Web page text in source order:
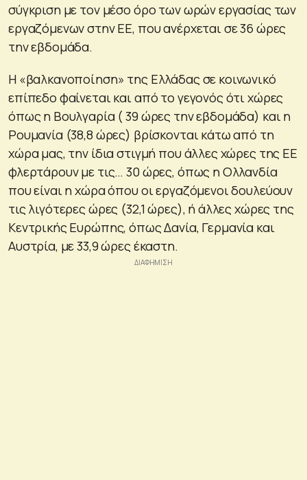
σύγκριση με τον μέσο όρο των ωρών εργασίας των
εργαζόμενων στην ΕΕ, που ανέρχεται σε 36 ώρες
την εβδομάδα.
Η «βαλκανοποίηση» της Ελλάδας σε κοινωνικό
επίπεδο φαίνεται και από το γεγονός ότι χώρες
όπως η Βουλγαρία ( 39 ώρες την εβδομάδα) και η
Ρουμανία (38,8 ώρες) βρίσκονται κάτω από τη
χώρα μας, την ίδια στιγμή που άλλες χώρες της ΕΕ
φλερτάρουν με τις… 30 ώρες, όπως η Ολλανδία
που είναι η χώρα όπου οι εργαζόμενοι δουλεύουν
τις λιγότερες ώρες (32,1 ώρες), ή άλλες χώρες της
Κεντρικής Ευρώπης, όπως Δανία, Γερμανία και
Αυστρία, με 33,9 ώρες έκαστη.